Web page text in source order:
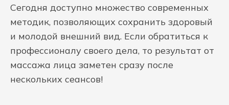
Сегодня доступно множество современных
методик, позволяющих сохранить здоровый
и молодой внешний вид. Если обратиться к
профессионалу своего дела, то результат от
массажа лица заметен сразу после
нескольких сеансов!